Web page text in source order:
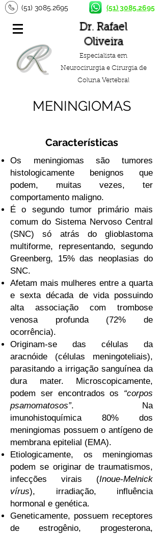
Dr. Rafael
Oliveira
Especialista em
Neurocirurgia e Cirurgia de
Coluna Vertebral
(51) 3085.2695 (51) 3085.2695
MENINGIOMAS
Características
Os meningiomas são tumores
histologicamente benignos que
podem, muitas vezes, ter
comportamento maligno.
É o segundo tumor primário mais
comum do Sistema Nervoso Central
(SNC) só atrás do glioblastoma
multiforme, representando, segundo
Greenberg, 15% das neoplasias do
SNC.
Afetam mais mulheres entre a quarta
e sexta década de vida possuindo
alta associação com trombose
venosa profunda (72% de
ocorrência).
Originam-se das células da
aracnóide (células meningoteliais),
parasitando a irrigação sanguínea da
dura mater. Microscopicamente,
podem ser encontrados os “corpos
psamomatosos”. Na
imunohistoquímica 80% dos
meningiomas possuem o antígeno de
membrana epitelial (EMA).
Etiologicamente, os meningiomas
podem se originar de traumatismos,
infecções virais (Inoue-Melnick
vírus), irradiação, influência
hormonal e genética.
Geneticamente, possuem receptores
de estrogênio, progesterona,